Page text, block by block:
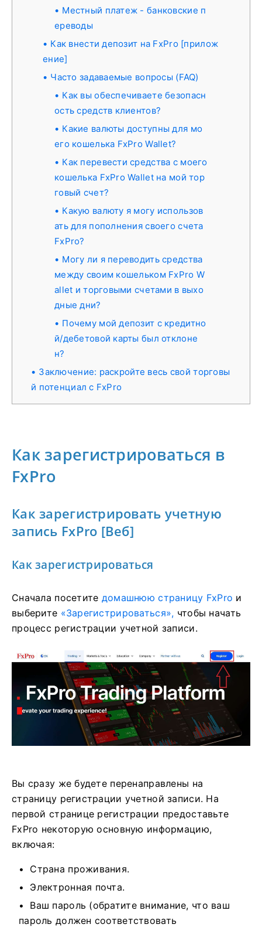
Местный платеж - банковские п
ереводы
Как внести депозит на FxPro [прилож
ение]
Часто задаваемые вопросы (FAQ)
Как вы обеспечиваете безопасн
ость средств клиентов?
Какие валюты доступны для мо
его кошелька FxPro Wallet?
Как перевести средства с моего
кошелька FxPro Wallet на мой тор
говый счет?
Какую валюту я могу использов
ать для пополнения своего счета
FxPro?
Могу ли я переводить средства
между своим кошельком FxPro W
allet и торговыми счетами в выхо
дные дни?
Почему мой депозит с кредитно
й/дебетовой карты был отклоне
н?
Заключение: раскройте весь свой торговы
й потенциал с FxPro
Как зарегистрироваться в
FxPro
Как зарегистрировать учетную
запись FxPro [Веб]
Как зарегистрироваться
Сначала посетите домашнюю страницу FxPro и
выберите «Зарегистрироваться», чтобы начать
процесс регистрации учетной записи.
Вы сразу же будете перенаправлены на
страницу регистрации учетной записи. На
первой странице регистрации предоставьте
FxPro некоторую основную информацию,
включая:
Страна проживания.
Электронная почта.
Ваш пароль (обратите внимание, что ваш
пароль должен соответствовать